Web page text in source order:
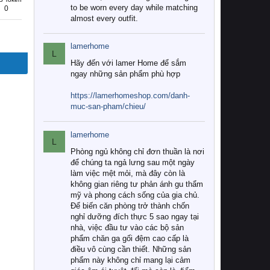
0
to be worn every day while matching
almost every outfit.
L
lamerhome
Hãy đến với lamer Home để sắm
ngay những sản phẩm phù hợp
https://lamerhomeshop.com/danh-
muc-san-pham/chieu/
L
lamerhome
Phòng ngủ không chỉ đơn thuần là nơi
để chúng ta ngả lưng sau một ngày
làm việc mệt mỏi, mà đây còn là
không gian riêng tư phản ánh gu thẩm
mỹ và phong cách sống của gia chủ.
Để biến căn phòng trở thành chốn
nghỉ dưỡng đích thực 5 sao ngay tại
nhà, việc đầu tư vào các bộ sản
phẩm chăn ga gối đệm cao cấp là
điều vô cùng cần thiết. Những sản
phẩm này không chỉ mang lại cảm